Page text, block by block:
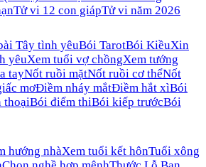
Tử vi 12 con giápTử vi năm 2026
Tây tình yêuBói TarotBói KiềuXin
yêuXem tuổi vợ chồngXem tướng
tayNốt ruồi mặtNốt ruồi cơ thểNốt
mơĐiềm nháy mắtĐiềm hắt xìBói
thoạiBói điểm thiBói kiếp trướcBói
hướng nhàXem tuổi kết hônTuổi xông